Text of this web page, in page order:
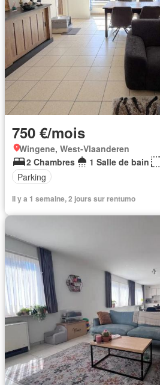
750 €/mois
Wingene, West-Vlaanderen
2 Chambres
1 Salle de bain
Parking
Il y a 1 semaine, 2 jours sur rentumo